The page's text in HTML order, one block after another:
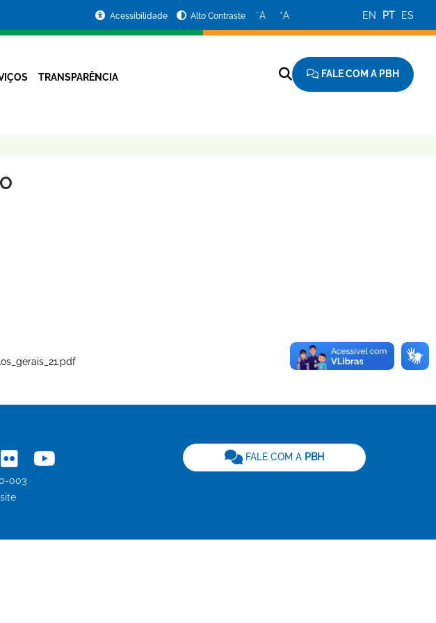
Acessibilidade Alto Contraste −A +A EN PT ES
TRANSPARÊNCIA FALE COM A PBH
X Flickr
003
FALE COM A PBH